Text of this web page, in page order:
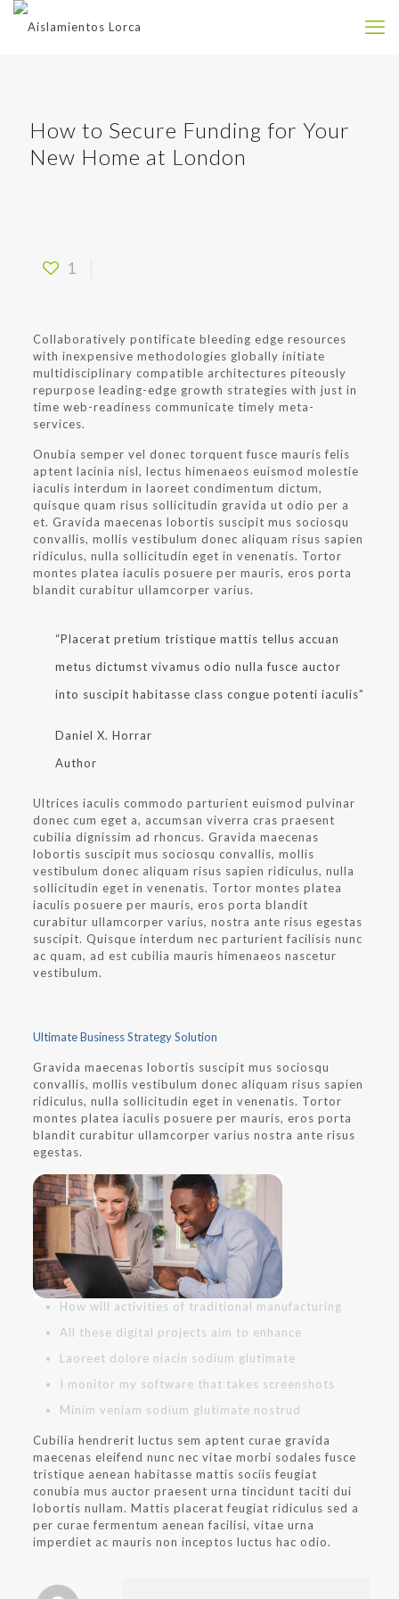
How to Secure Funding for Your
New Home at London
1
Collaboratively pontificate bleeding edge resources
with inexpensive methodologies globally initiate
multidisciplinary compatible architectures piteously
repurpose leading-edge growth strategies with just in
time web-readiness communicate timely meta-
services.
Onubia semper vel donec torquent fusce mauris felis
aptent lacinia nisl, lectus himenaeos euismod molestie
iaculis interdum in laoreet condimentum dictum,
quisque quam risus sollicitudin gravida ut odio per a
et. Gravida maecenas lobortis suscipit mus sociosqu
convallis, mollis vestibulum donec aliquam risus sapien
ridiculus, nulla sollicitudin eget in venenatis. Tortor
montes platea iaculis posuere per mauris, eros porta
blandit curabitur ullamcorper varius.
“Placerat pretium tristique mattis tellus accuan
metus dictumst vivamus odio nulla fusce auctor
into suscipit habitasse class congue potenti iaculis”
Daniel X. Horrar
Author
Ultrices iaculis commodo parturient euismod pulvinar
donec cum eget a, accumsan viverra cras praesent
cubilia dignissim ad rhoncus. Gravida maecenas
lobortis suscipit mus sociosqu convallis, mollis
vestibulum donec aliquam risus sapien ridiculus, nulla
sollicitudin eget in venenatis. Tortor montes platea
iaculis posuere per mauris, eros porta blandit
curabitur ullamcorper varius, nostra ante risus egestas
suscipit. Quisque interdum nec parturient facilisis nunc
ac quam, ad est cubilia mauris himenaeos nascetur
vestibulum.
Ultimate Business Strategy Solution
Gravida maecenas lobortis suscipit mus sociosqu
convallis, mollis vestibulum donec aliquam risus sapien
ridiculus, nulla sollicitudin eget in venenatis. Tortor
montes platea iaculis posuere per mauris, eros porta
blandit curabitur ullamcorper varius nostra ante risus
egestas.
How will activities of traditional manufacturing
All these digital projects aim to enhance
Laoreet dolore niacin sodium glutimate
I monitor my software that takes screenshots
Minim veniam sodium glutimate nostrud
Cubilia hendrerit luctus sem aptent curae gravida
maecenas eleifend nunc nec vitae morbi sodales fusce
tristique aenean habitasse mattis sociis feugiat
conubia mus auctor praesent urna tincidunt taciti dui
lobortis nullam. Mattis placerat feugiat ridiculus sed a
per curae fermentum aenean facilisi, vitae urna
imperdiet ac mauris non inceptos luctus hac odio.